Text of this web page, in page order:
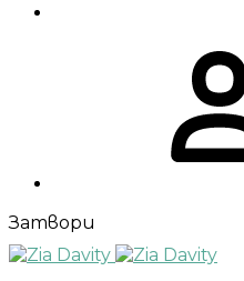
Затвори